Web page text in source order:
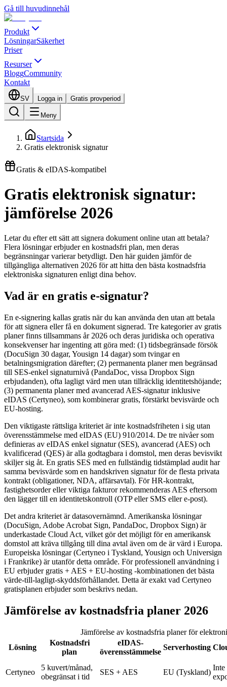
Gå till huvudinnehål
Produkt
LösningarSäkerhet
Priser
Resurser
BloggCommunity
Kontakt
SV Logga in Gratis provperiod
Meny
Startsida
Gratis elektronisk signatur
Gratis & eIDAS-kompatibel
Gratis elektronisk signatur:
jämförelse 2026
Letar du efter ett sätt att signera dokument online utan att betala?
Flera lösningar erbjuder en kostnadsfri plan, men deras
begränsningar varierar betydligt. Den här guiden jämför de
tillgängliga alternativen 2026 för att hitta den bästa kostnadsfria
elektroniska signaturen enligt dina behov.
Vad är en gratis e-signatur?
En e-signering kallas gratis när du kan använda den utan att betala
för att signera eller få en dokument signerad. Tre kategorier av gratis
planer finns tillsammans år 2026 och deras juridiska och operativa
konsekvenser har ingenting att göra med: (1) tidsbegränsade försök
(DocuSign 30 dagar, Yousign 14 dagar) som tvingar en
betalningsmigration därefter; (2) permanenta planer men begränsad
till SES-enkel signaturnivå (PandaDoc, vissa Dropbox Sign
erbjudanden), ofta lagligt värd men utan tillräcklig identitetshöjande;
(3) permanenta planer med avancerad AES-signatur inklusive
eIDAS (Certyneo), som kombinerar gratis, förstärkt bevisvärde och
EU-hosting.
Den viktigaste rättsliga kriteriet är inte kostnadsfriheten i sig utan
överensstämmelse med eIDAS (EU) 910/2014. De tre nivåer som
definieras av eIDAS enkel signatur (SES), avancerad (AES) och
kvalificerad (QES) är alla godtagbara i domstol, men deras bevisvikt
skiljer sig åt. En gratis SES med en fullständig tidstämplad audit har
samma bevisvärde som en handskriven signatur för de flesta privata
kontrakt (obligationer, NDA, affärsavtal). För HR-kontrakt,
fastighetsorder eller viktiga fakturor rekommenderas AES eftersom
den lägger till en identitetskontroll (OTP eller SMS eller e-post).
Det andra kriteriet är datasovernämnd. Amerikanska lösningar
(DocuSign, Adobe Acrobat Sign, PandaDoc, Dropbox Sign) är
underkastade Cloud Act, vilket gör det möjligt för en amerikansk
domstol att kräva tillgång till dina avtal även om de är värd i Europa.
Europeiska lösningar (Certyneo i Tyskland, Yousign och Universign
i Frankrike) är utanför detta område. För professionell användning i
EU erbjuder gratis + AES + EU-hosting -kombinationen det bästa
värde-till-lagligt-skyddsförhållandet. Detta är exakt vad Certyneo
gratisplanen erbjuder som beskrivs nedan.
Jämförelse av kostnadsfria planer 2026
Jämförelse av kostnadsfria planer för
Lösning
Kostnadsfri
plan
eIDAS-
överensstämmelse
Serverhosting
Certyneo
5 kuvert/månad,
obegränsat i tid
SES + AES EU (Tyskland)
Inte